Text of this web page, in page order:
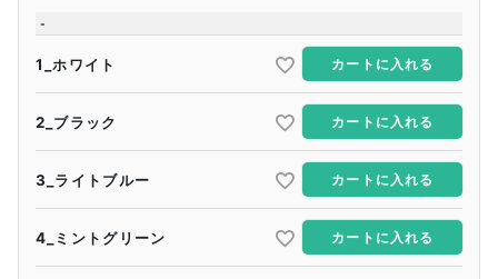
-
1_ホワイト カートに入れる
2_ブラック カートに入れる
3_ライトブルー カートに入れる
4_ミントグリーン カートに入れる